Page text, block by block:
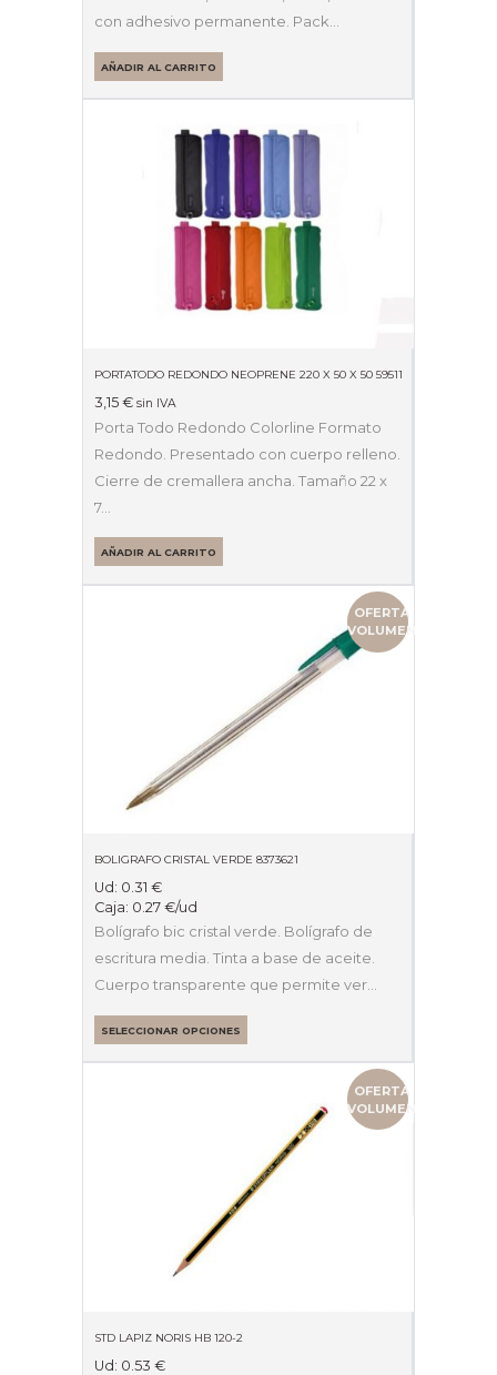
con adhesivo permanente. Pack…
AÑADIR AL CARRITO
PORTATODO REDONDO NEOPRENE 220 X 50 X 50 59511
3,15 € sin IVA
Porta Todo Redondo Colorline Formato
Redondo. Presentado con cuerpo relleno.
Cierre de cremallera ancha. Tamaño 22 x
7…
AÑADIR AL CARRITO
OFERTA
VOLUMEN
BOLIGRAFO CRISTAL VERDE 8373621
Ud: 0.31 €
Caja: 0.27 €/ud
Bolígrafo bic cristal verde. Bolígrafo de
escritura media. Tinta a base de aceite.
Cuerpo transparente que permite ver…
SELECCIONAR OPCIONES
OFERTA
VOLUMEN
STD LAPIZ NORIS HB 120-2
Ud: 0.53 €